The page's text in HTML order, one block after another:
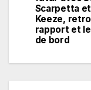
Scarpetta
Keeze,
rapport et
de bord